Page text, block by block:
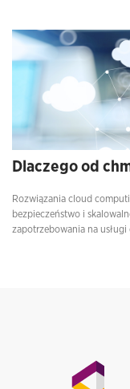
Dlaczego od
Rozwiązania cloud
bezpieczeństwo i
zapotrzebowania na usługi